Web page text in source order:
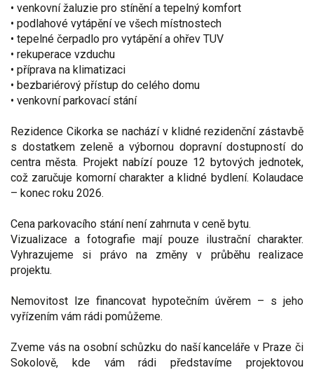
• venkovní žaluzie pro stínění a tepelný komfort
• podlahové vytápění ve všech místnostech
• tepelné čerpadlo pro vytápění a ohřev TUV
• rekuperace vzduchu
• příprava na klimatizaci
• bezbariérový přístup do celého domu
• venkovní parkovací stání
Rezidence Cikorka se nachází v klidné rezidenční zástavbě
s dostatkem zeleně a výbornou dopravní dostupností do
centra města. Projekt nabízí pouze 12 bytových jednotek,
což zaručuje komorní charakter a klidné bydlení. Kolaudace
– konec roku 2026.
Cena parkovacího stání není zahrnuta v ceně bytu.
Vizualizace a fotografie mají pouze ilustrační charakter.
Vyhrazujeme si právo na změny v průběhu realizace
projektu.
Nemovitost lze financovat hypotečním úvěrem – s jeho
vyřízením vám rádi pomůžeme.
Zveme vás na osobní schůzku do naší kanceláře v Praze či
Sokolově, kde vám rádi představíme projektovou